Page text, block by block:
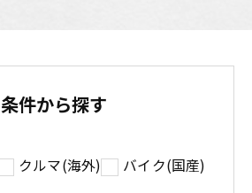
条件から探す
クルマ(海外) バイク(国産)